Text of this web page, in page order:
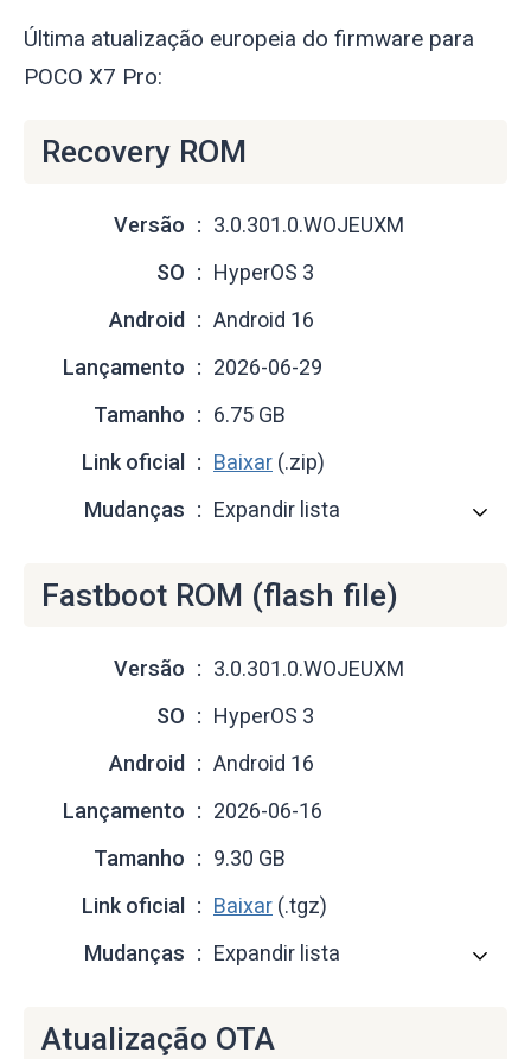
Última atualização europeia do firmware para
POCO X7 Pro:
Recovery ROM
Versão
3.0.301.0.WOJEUXM
SO
HyperOS 3
Android
Android 16
Lançamento
2026-06-29
Tamanho
6.75 GB
Link oficial
Baixar (.zip)
Mudanças
Expandir lista
Fastboot ROM (flash file)
Versão
3.0.301.0.WOJEUXM
SO
HyperOS 3
Android
Android 16
Lançamento
2026-06-16
Tamanho
9.30 GB
Link oficial
Baixar (.tgz)
Mudanças
Expandir lista
Atualização OTA